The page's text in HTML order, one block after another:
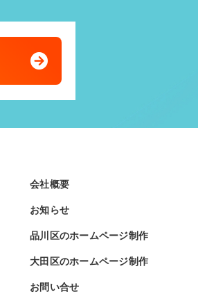
会社概要
お知らせ
品川区のホームページ制作
大田区のホームページ制作
お問い合せ